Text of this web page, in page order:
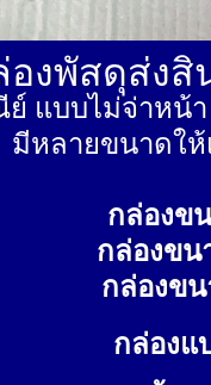
องพัสดุส่ง
แบบไม่จ่าหน้
มีหลายขนาดให้
กล่องข
กล่องขน
กล่องข
กล่องแ